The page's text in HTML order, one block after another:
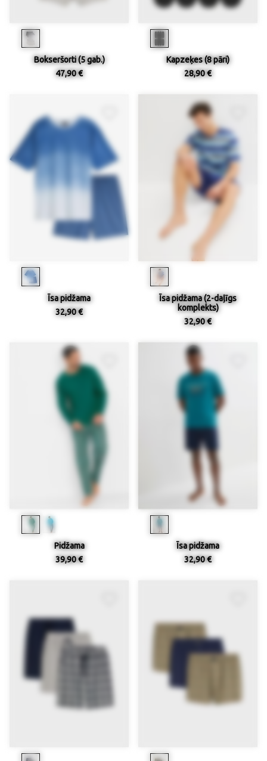
Bokseršorti (5 gab.)
47,90 €
Kapzeķes (8 pāri)
28,90 €
Īsa pidžama
32,90 €
Īsa pidžama (2-daļīgs
komplekts)
32,90 €
Pidžama
39,90 €
Īsa pidžama
32,90 €